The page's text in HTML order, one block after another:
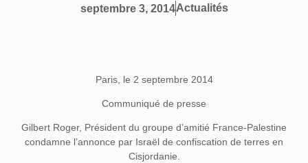
septembre 3, 2014Actualités
Paris, le 2 septembre 2014
Communiqué de presse
Gilbert Roger, Président du groupe d’amitié France-Palestine
condamne l’annonce par Israël de confiscation de terres en
Cisjordanie.